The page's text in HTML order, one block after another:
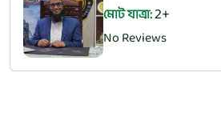
মোট যাত্রা:3
No Reviews